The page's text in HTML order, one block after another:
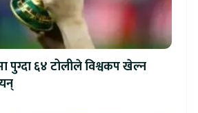
पुग्दा ६४ टोलीले विश्वकप खेल्न